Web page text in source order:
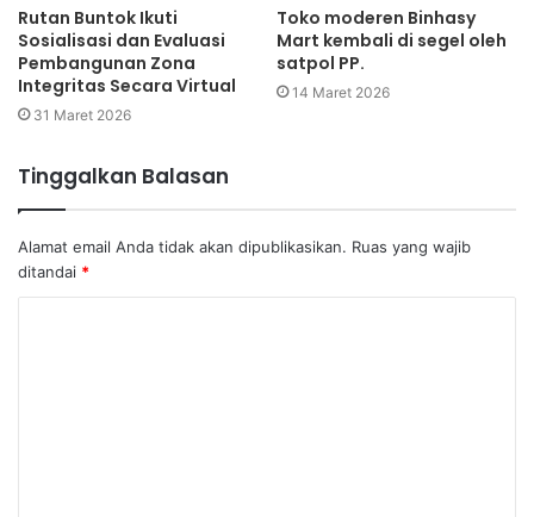
Rutan Buntok Ikuti
Sosialisasi dan Evaluasi
Pembangunan Zona
Integritas Secara Virtual
31 Maret 2026
Toko moderen Binhasy
Mart kembali di segel oleh
satpol PP.
14 Maret 2026
Tinggalkan Balasan
Alamat email Anda tidak akan dipublikasikan. Ruas yang wajib
ditandai *